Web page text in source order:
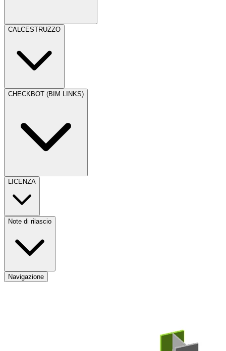
CALCESTRUZZO
CHECKBOT (BIM LINKS)
LICENZA
Note di rilascio
Navigazione